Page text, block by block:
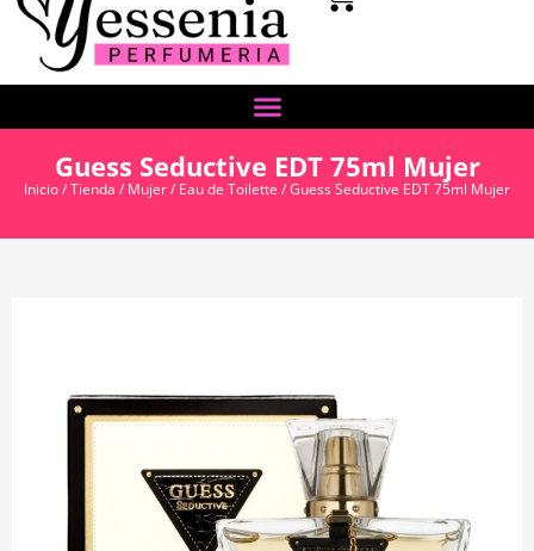
Guess Seductive EDT 75ml Mujer
Inicio/Tienda / Mujer/ Eau de Toilette / Guess Seductive EDT 75ml Mujer